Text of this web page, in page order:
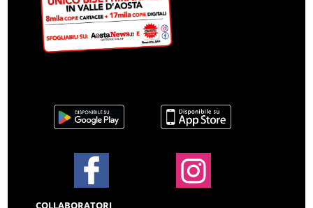
COLLABORATORI